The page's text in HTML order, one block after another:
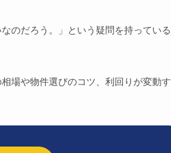
のだろう。」という疑問を持っている
場や物件選びのコツ、利回りが変動す